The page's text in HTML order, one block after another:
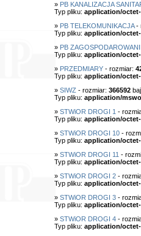
» PB KANALIZACJA
Typ pliku: application/
» PB TELEKOMUNIKACJA-
Typ pliku: application/
» PB
Typ pliku: application/
» PRZEDMIARY- rozmiar:
Typ pliku: application/
» SIWZ - rozmiar: 366592
Typ pliku: application/
» STWiOR DROGI 1 -
Typ pliku: application/
» STWiOR DROGI 10-
Typ pliku: application/
» STWiOR DROGI 11 -
Typ pliku: application/
» STWiOR DROGI 2-
Typ pliku: application/
» STWiOR DROGI 3-
Typ pliku: application/
» STWiOR DROGI 4-
Typ pliku: application/